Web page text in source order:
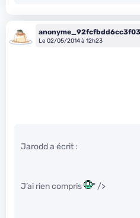
Le 02/05/2014 à 12h23
Jarodd a écrit :
J’ai rien compris " />